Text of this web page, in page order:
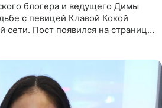
блогера и ведущего Димы
с певицей Клавой Кокой
сети. Пост появился на странице